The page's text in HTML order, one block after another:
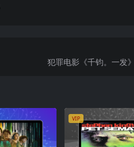
犯罪电影《千钧。一发
VIP